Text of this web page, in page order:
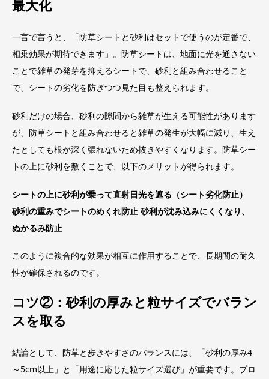
最大化
一言で言うと、「防草シートと砂利はセットで使うのが定番で、
相乗効果が期待できます」。防草シートは、地面に光を通さない
ことで雑草の発芽を抑えるシートで、砂利と組み合わせること
で、シートの劣化を防ぎつつ見た目も整えられます。
砂利だけの場合、砂利の隙間から雑草が生える可能性があります
が、防草シートと組み合わせると雑草の発生が大幅に減り、生え
たとしても根が深く張れないため抜きやすくなります。防草シー
トの上に砂利を敷くことで、以下のメリットが得られます。
シートの上に砂利が乗って直射日光を遮る（シート劣化防止）
砂利の重みでシートのめくれ防止 砂利が沈み込みにくくなり、
ぬかるみ防止
このように複合的な効果が相互に作用することで、長期間の耐久
性が確保されるのです。
コツ②：砂利の厚みと粒サイズでバラン
スを取る
結論として、防草と歩きやすさのバランスには、「砂利の厚み4
～5cm以上」と「用途に応じた粒サイズ選び」が重要です。プロ